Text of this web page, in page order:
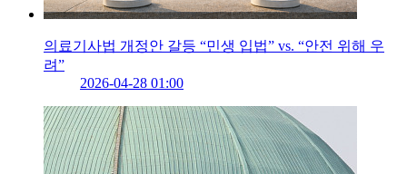
의료기사법 개정안 갈등 “민생 입법” vs. “안전 위해 우
려”
2026-04-28 01:00